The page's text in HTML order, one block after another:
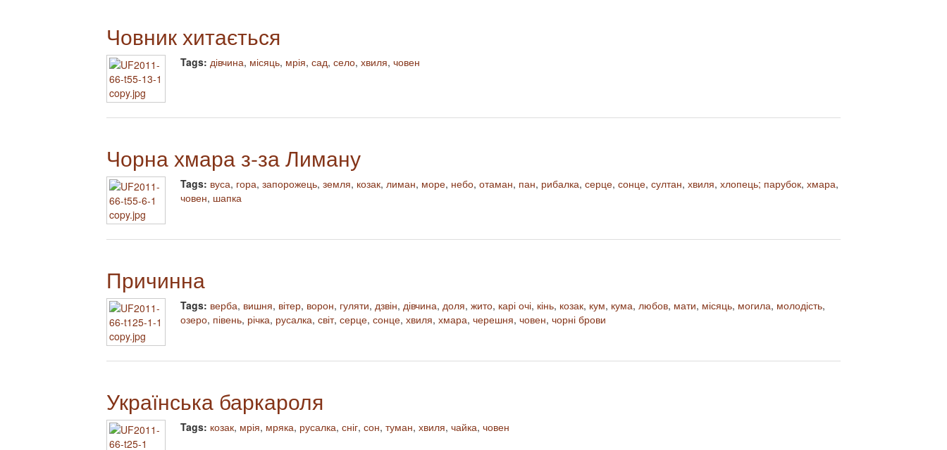
Човник хитається
Tags: дівчина, місяць, мрія, сад, село, хвиля, човен
Чорна хмара з-за Лиману
Tags: вуса, гора, запорожець, земля, козак, лиман, море, небо, отаман, пан, рибалка, серце, сонце, султан, хвиля, хлопець; парубок, хмара,
човен, шапка
Причинна
Tags: верба, вишня, вітер, ворон, гуляти, дзвін, дівчина, доля, жито, карі очі, кінь, козак, кум, кума, любов, мати, місяць, могила, молодість,
озеро, півень, річка, русалка, світ, серце, сонце, хвиля, хмара, черешня, човен, чорні брови
Українська баркароля
Tags: козак, мрія, мряка, русалка, сніг, сон, туман, хвиля, чайка, човен